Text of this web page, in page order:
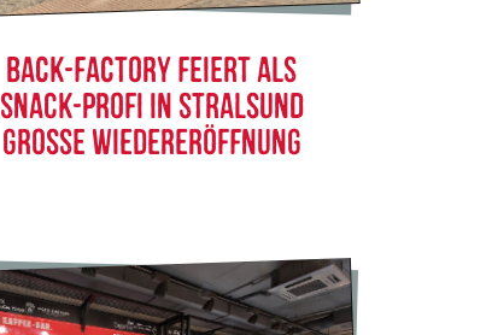
BACK-FACTORY FEIERT ALS
SNACK-PROFI IN STRALSUND
GROSSE WIEDERERÖFFNUNG